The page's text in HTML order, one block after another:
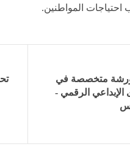
احتياجات المواطنين.
ورشة متخصصة في
الإبداعي الرقمي -